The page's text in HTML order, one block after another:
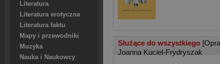
Literatura
Literatura erotyczna
Literatura faktu
Mapy i przewodniki
Muzyka
Nauka i Naukowcy
Służące do wszystkiego
Joanna Kuciel-Frydryszak